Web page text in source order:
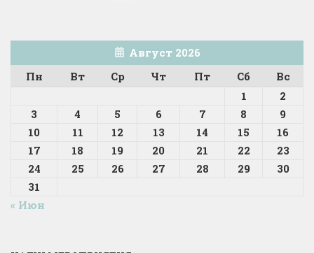
Август 2026
Пн
Вт Ср Чт Пт Сб
Вс
1
2
3
4 5 6 7 8
9
10
11 12 13 14 15
16
17
18 19 20 21 22
23
24
25 26 27 28 29
30
31
« Июн